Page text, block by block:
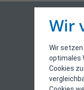
Wir
Wir
optimales
Cookies